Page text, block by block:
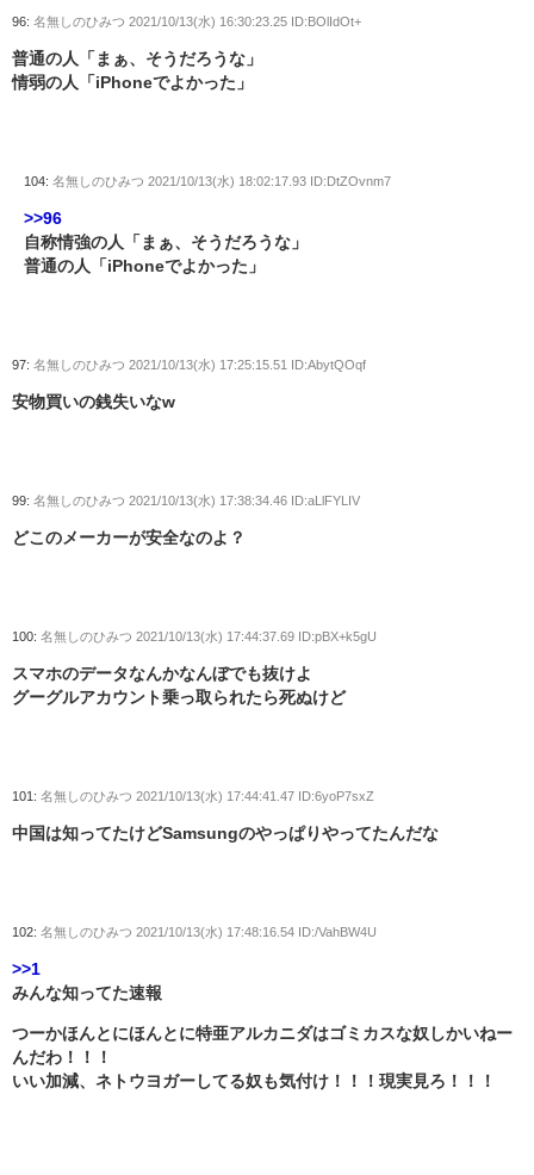
96: 名無しのひみつ 2021/10/13(水) 16:30:23.25 ID:BOlIdOt+
普通の人「まぁ、そうだろうな」
情弱の人「iPhoneでよかった」
104: 名無しのひみつ 2021/10/13(水) 18:02:17.93 ID:DtZOvnm7
>>96
自称情強の人「まぁ、そうだろうな」
普通の人「iPhoneでよかった」
97: 名無しのひみつ 2021/10/13(水) 17:25:15.51 ID:AbytQOqf
安物買いの銭失いなw
99: 名無しのひみつ 2021/10/13(水) 17:38:34.46 ID:aLlFYLIV
どこのメーカーが安全なのよ？
100: 名無しのひみつ 2021/10/13(水) 17:44:37.69 ID:pBX+k5gU
スマホのデータなんかなんぼでも抜けよ
グーグルアカウント乗っ取られたら死ぬけど
101: 名無しのひみつ 2021/10/13(水) 17:44:41.47 ID:6yoP7sxZ
中国は知ってたけどSamsungのやっぱりやってたんだな
102: 名無しのひみつ 2021/10/13(水) 17:48:16.54 ID:/VahBW4U
>>1
みんな知ってた速報
つーかほんとにほんとに特亜アルカニダはゴミカスな奴しかいねー
んだわ！！！
いい加減、ネトウヨガーしてる奴も気付け！！！現実見ろ！！！